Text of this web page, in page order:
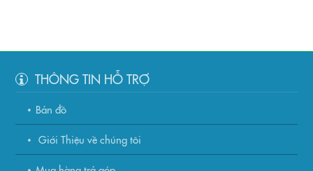
THÔNG TIN HỖ TRỢ
Bản đồ
Giới Thiệu về chúng tôi